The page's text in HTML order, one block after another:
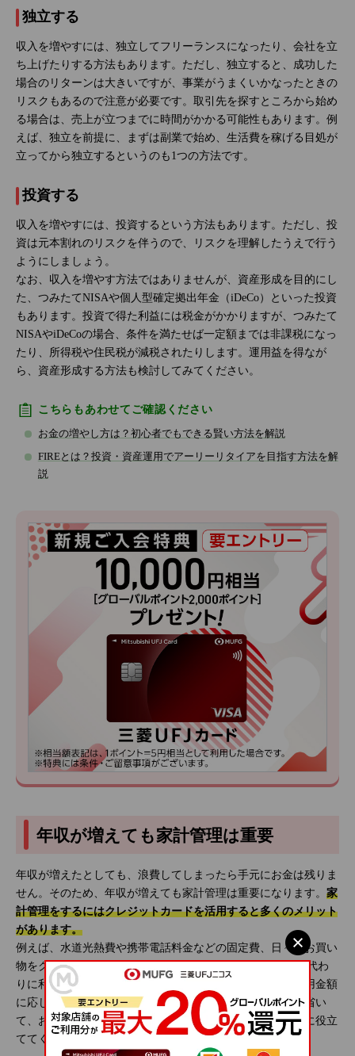
独立する
収入を増やすには、独立してフリーランスになったり、会社を立
ち上げたりする方法もあります。ただし、独立すると、成功した
場合のリターンは大きいですが、事業がうまくいかなったときの
リスクもあるので注意が必要です。取引先を探すところから始め
る場合は、売上が立つまでに時間がかかる可能性もあります。例
えば、独立を前提に、まずは副業で始め、生活費を稼げる目処が
立ってから独立するというのも1つの方法です。
投資する
収入を増やすには、投資するという方法もあります。ただし、投
資は元本割れのリスクを伴うので、リスクを理解したうえで行う
ようにしましょう。
なお、収入を増やす方法ではありませんが、資産形成を目的にし
た、つみたてNISAや個人型確定拠出年金（iDeCo）といった投資
もあります。投資で得た利益には税金がかかりますが、つみたて
NISAやiDeCoの場合、条件を満たせば一定額までは非課税になっ
たり、所得税や住民税が減税されたりします。運用益を得なが
ら、資産形成する方法も検討してみてください。
こちらもあわせてご確認ください
お金の増やし方は？初心者でもできる賢い方法を解説
FIREとは？投資・資産運用でアーリーリタイアを目指す方法を解
説
年収が増えても家計管理は重要
年収が増えたとしても、浪費してしまったら手元にお金は残りま
せん。そのため、年収が増えても家計管理は重要になります。 家
計管理をするにはクレジットカードを活用すると多くのメリット
があります。
例えば、水道光熱費や携帯電話料金などの固定費、日々のお買い
物をクレジットカードに一本化すれば、WEB明細を家計簿代わ
りに利用できます。記入の手間も省けるだけでなく、ご利用金額
に応じてポイント還元も受けられるのでお得です。手間を省い
て、お得にポイントがたまるクレジットカードを家計管理に役立
ててください。